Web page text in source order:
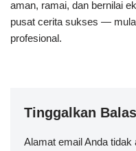
aman, ramai, dan bernilai
pusat cerita sukses —
profesional.
Tinggalkan
Alamat email Anda tidak